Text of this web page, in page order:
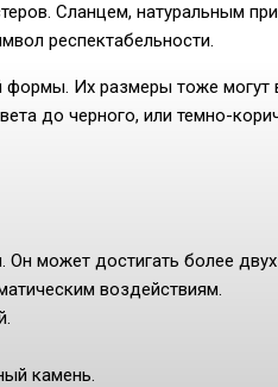
Сланцем, натуральным
респектабельности.
формы. Их размеры тоже
до черного, или темно-
может достигать более двух
воздействиям.
камень.